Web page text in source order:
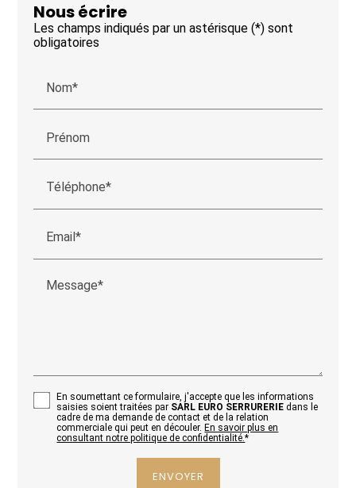
Nous écrire
Les champs indiqués par un astérisque (*) sont
obligatoires
Nom*
Prénom
Téléphone*
Email*
Message*
En soumettant ce formulaire, j'accepte que les informations
saisies soient traitées par SARL EURO SERRURERIE dans le
cadre de ma demande de contact et de la relation
commerciale qui peut en découler. En savoir plus en
consultant notre politique de confidentialité.*